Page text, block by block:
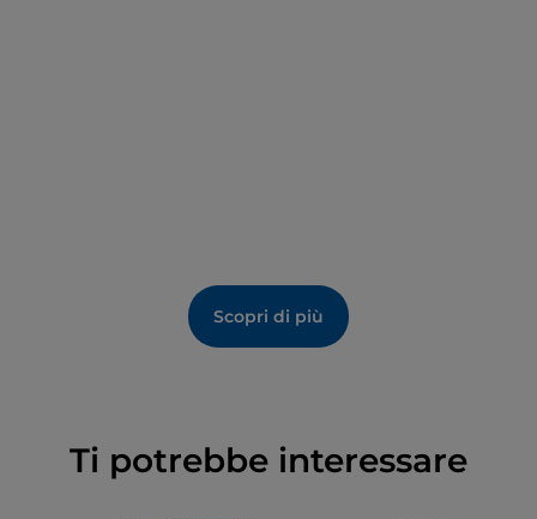
Scopri di più
Ti potrebbe interessare